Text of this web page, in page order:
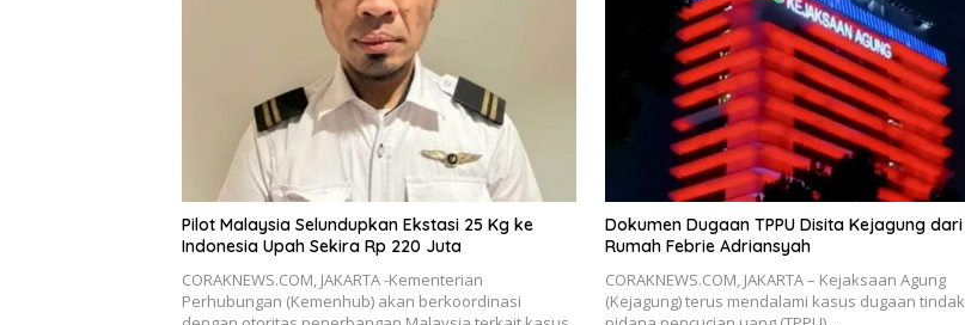
Pilot Malaysia Selundupkan Ekstasi 25 Kg ke
Indonesia Upah Sekira Rp 220 Juta
CORAKNEWS.COM, JAKARTA -Kementerian
Perhubungan (Kemenhub) akan berkoordinasi
Dokumen Dugaan TPPU Disita Kejagung dari
Rumah Febrie Adriansyah
CORAKNEWS.COM, JAKARTA – Kejaksaan Agung
(Kejagung) terus mendalami kasus dugaan tindak